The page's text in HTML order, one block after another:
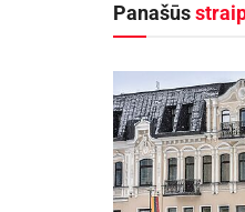
Panašūs